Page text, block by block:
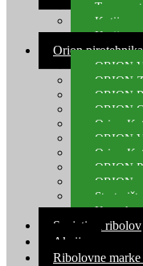
Kutije za
Kutije za
Orion pirotehnika
ORION
ORION
ORION
ORION
Orion
ORION
Orion
ORION
ORION
Start
Kontakt
Savjeti za ribolov
Akcija
Ribolovne